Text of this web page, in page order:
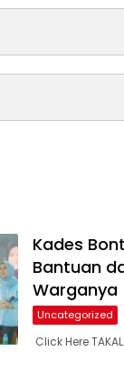
Kades
Bantuan
Warganya
Uncategorized
Click Here